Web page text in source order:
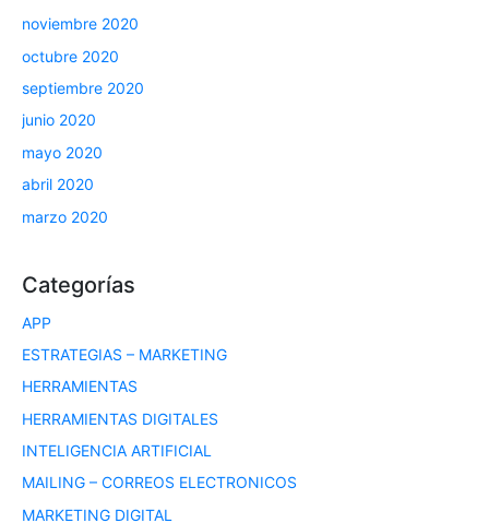
noviembre 2020
octubre 2020
septiembre 2020
junio 2020
mayo 2020
abril 2020
marzo 2020
Categorías
APP
ESTRATEGIAS – MARKETING
HERRAMIENTAS
HERRAMIENTAS DIGITALES
INTELIGENCIA ARTIFICIAL
MAILING – CORREOS ELECTRONICOS
MARKETING DIGITAL